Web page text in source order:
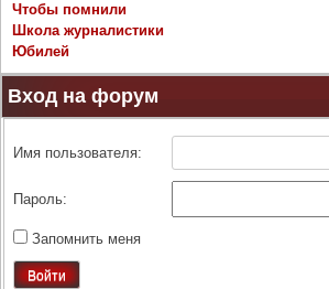
Чтобы помнили
Школа журналистики
Юбилей
Вход на форум
Имя пользователя:
Пароль:
Запомнить меня
Войти